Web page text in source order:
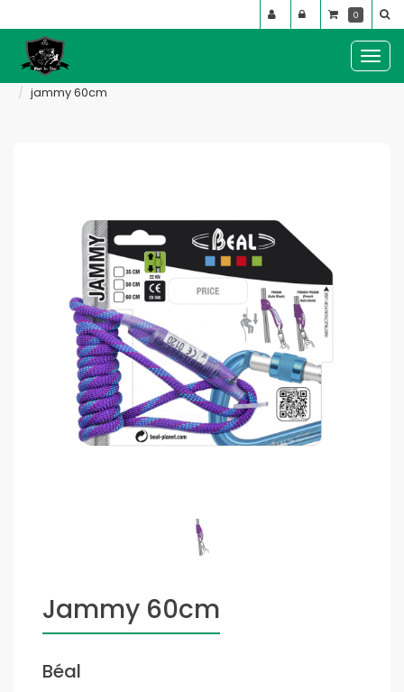
le
matériel de sécurité
jammy 60cm
Jammy 60cm
Béal
0